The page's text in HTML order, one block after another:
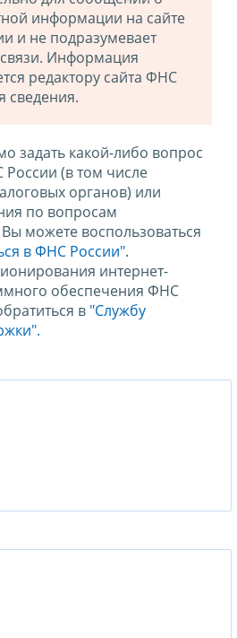
информации на сайте
и не подразумевает
Информация
редактору сайта ФНС
сведения.
задать какой-либо вопрос
России (в том числе
органов) или
по вопросам
можете воспользоваться
в ФНС России".
интернет-
обеспечения ФНС
в "Службу